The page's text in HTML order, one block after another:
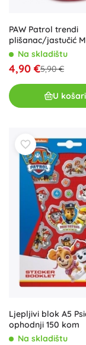
PAW Patrol trendi
plišanac/jastučić
cmNa skladištu
4,90 €5,90 €
U
Ljepljivi blok A5
ophodnji 150 kom
Na skladištu